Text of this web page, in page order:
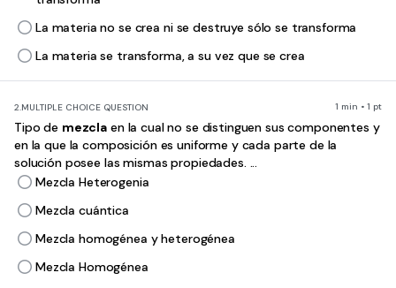
La materia no se crea ni se destruye sólo se transforma
La materia se transforma, a su vez que se crea
2.MULTIPLE CHOICE QUESTION 1 min • 1 pt
Tipo de mezcla en la cual no se distinguen sus componentes y
en la que la composición es uniforme y cada parte de la
solución posee las mismas propiedades. ...
Mezcla Heterogenia
Mezcla cuántica
Mezcla homogénea y heterogénea
Mezcla Homogénea